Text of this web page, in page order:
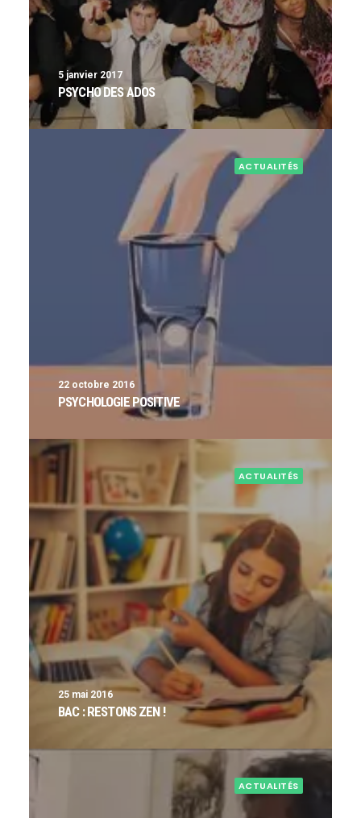
5 janvier 2017
PSYCHO DES ADOS
ACTUALITÉS
22 octobre 2016
PSYCHOLOGIE POSITIVE
ACTUALITÉS
25 mai 2016
BAC : RESTONS ZEN !
ACTUALITÉS